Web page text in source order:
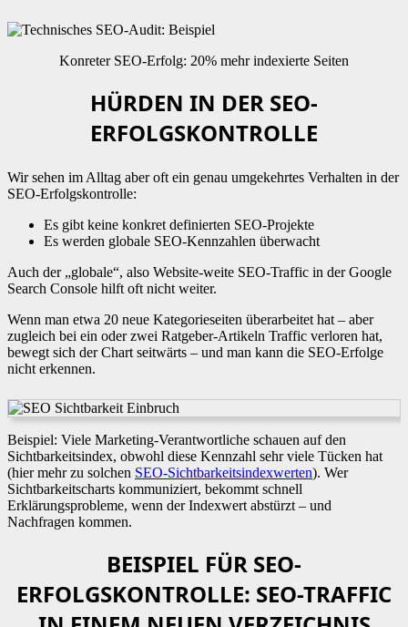
Konreter SEO-Erfolg: 20% mehr indexierte Seiten
HÜRDEN IN DER SEO-
ERFOLGSKONTROLLE
Wir sehen im Alltag aber oft ein genau umgekehrtes Verhalten in der
SEO-Erfolgskontrolle:
Es gibt keine konkret definierten SEO-Projekte
Es werden globale SEO-Kennzahlen überwacht
Auch der „globale“, also Website-weite SEO-Traffic in der Google
Search Console hilft oft nicht weiter.
Wenn man etwa 20 neue Kategorieseiten überarbeitet hat – aber
zugleich bei ein oder zwei Ratgeber-Artikeln Traffic verloren hat,
bewegt sich der Chart seitwärts – und man kann die SEO-Erfolge
nicht erkennen.
Beispiel: Viele Marketing-Verantwortliche schauen auf den
Sichtbarkeitsindex, obwohl diese Kennzahl sehr viele Tücken hat
(hier mehr zu solchen SEO-Sichtbarkeitsindexwerten). Wer
Sichtbarkeitscharts kommuniziert, bekommt schnell
Erklärungsprobleme, wenn der Indexwert abstürzt – und
Nachfragen kommen.
BEISPIEL FÜR SEO-
ERFOLGSKONTROLLE: SEO-TRAFFIC